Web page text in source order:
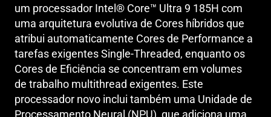
um processador Intel® Core™ Ultra 9 185H com
uma arquitetura evolutiva de Cores híbridos que
atribui automaticamente Cores de Performance a
tarefas exigentes Single-Threaded, enquanto os
Cores de Eficiência se concentram em volumes
de trabalho multithread exigentes. Este
processador novo inclui também uma Unidade de
Processamento Neural (NPU), que adiciona uma